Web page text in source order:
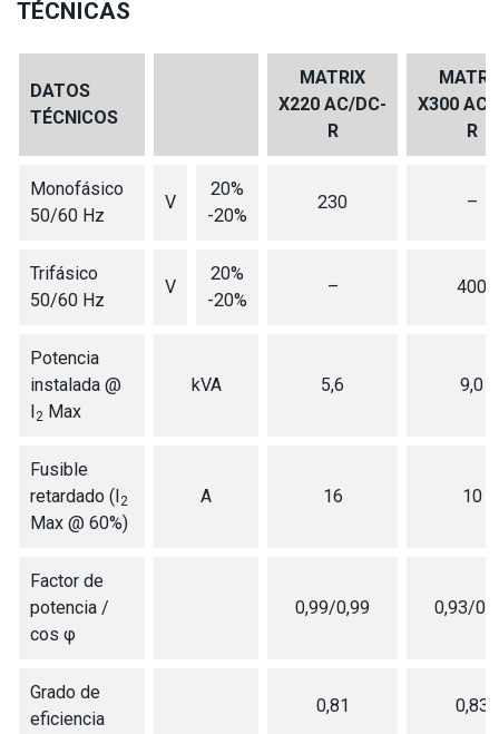
TÉCNICAS
DATOS
TÉCNICOS
MATRIX
X220 AC/DC-
R
X300 AC/
R
Monofásico
50/60 Hz
V
20%
-20%
230 –
Trifásico
50/60 Hz
V
20%
-20%
– 400
Potencia
instalada @
I2 Max
kVA 5,6 9,0
Fusible
retardado (I2
Max @ 60%)
A 16 10
Factor de
potencia /
cos φ
0,99/0,99 0,93/
Grado de
eficiencia
0,81 0,83